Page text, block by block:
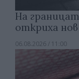
На
откриха
06.08.2026 / 11:00